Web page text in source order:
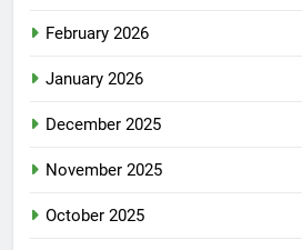
February 2026
January 2026
December 2025
November 2025
October 2025